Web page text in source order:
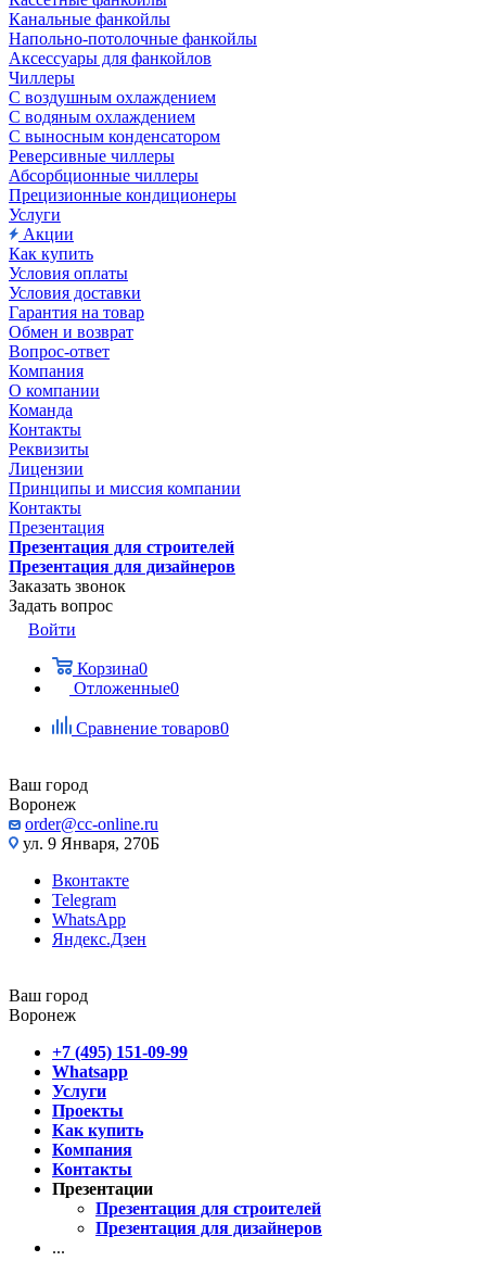
Канальные фанкойлы
Напольно-потолочные фанкойлы
Аксессуары для фанкойлов
Чиллеры
С воздушным охлаждением
С водяным охлаждением
С выносным конденсатором
Реверсивные чиллеры
Абсорбционные чиллеры
Прецизионные кондиционеры
Услуги
Акции
Как купить
Условия оплаты
Условия доставки
Гарантия на товар
Обмен и возврат
Вопрос-ответ
Компания
О компании
Команда
Контакты
Реквизиты
Лицензии
Принципы и миссия компании
Контакты
Презентация
Презентация для строителей
Презентация для дизайнеров
Заказать звонок
Задать вопрос
Войти
Корзина0
Отложенные0
Сравнение товаров0
Ваш город
Воронеж
order@cc-online.ru
ул. 9 Января, 270Б
Вконтакте
Telegram
WhatsApp
Яндекс.Дзен
Ваш город
Воронеж
+7 (495) 151-09-99
Whatsapp
Услуги
Проекты
Как купить
Компания
Контакты
Презентации
Презентация для строителей
Презентация для дизайнеров
...